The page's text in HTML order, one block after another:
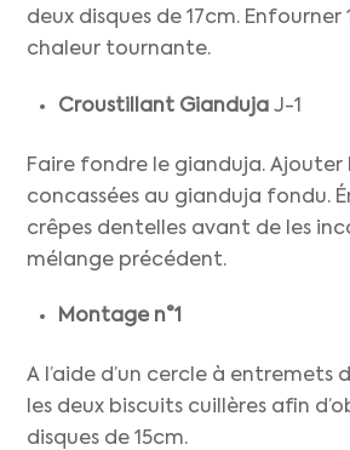
deux disques de 17cm. Enfourner
chaleur tournante.
Croustillant Gianduja J-1
Faire fondre le gianduja. Ajouter
concassées au gianduja fondu.
crêpes dentelles avant de les
mélange précédent.
Montage n°1
A l’aide d’un cercle à entremets
les deux biscuits cuillères afin
disques de 15cm.